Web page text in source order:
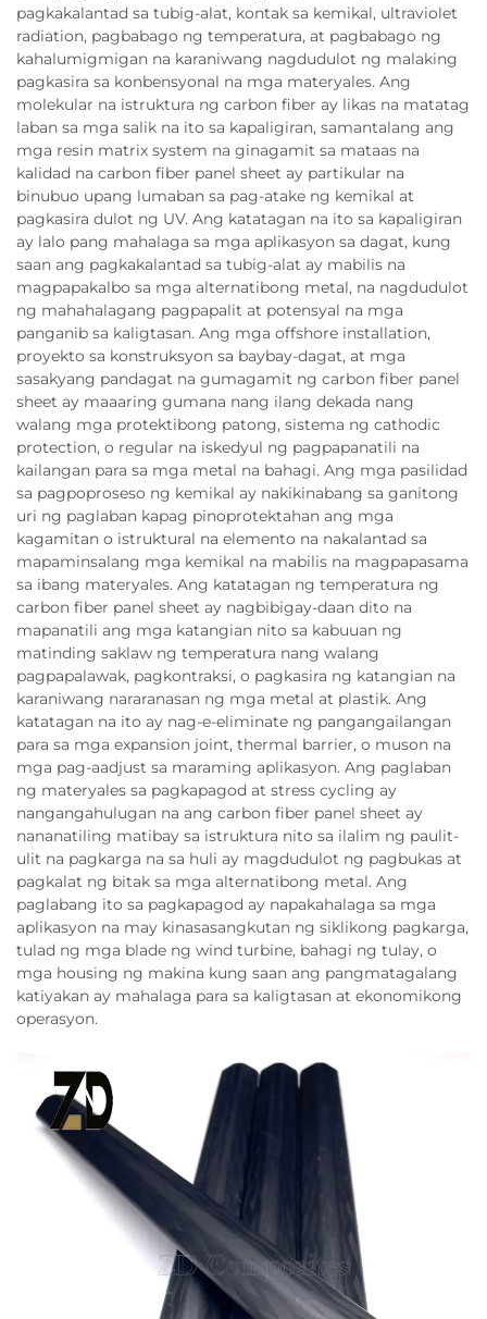
pagkakalantad sa tubig-alat, kontak sa kemikal, ultraviolet
radiation, pagbabago ng temperatura, at pagbabago ng
kahalumigmigan na karaniwang nagdudulot ng malaking
pagkasira sa konbensyonal na mga materyales. Ang
molekular na istruktura ng carbon fiber ay likas na matatag
laban sa mga salik na ito sa kapaligiran, samantalang ang
mga resin matrix system na ginagamit sa mataas na
kalidad na carbon fiber panel sheet ay partikular na
binubuo upang lumaban sa pag-atake ng kemikal at
pagkasira dulot ng UV. Ang katatagan na ito sa kapaligiran
ay lalo pang mahalaga sa mga aplikasyon sa dagat, kung
saan ang pagkakalantad sa tubig-alat ay mabilis na
magpapakalbo sa mga alternatibong metal, na nagdudulot
ng mahahalagang pagpapalit at potensyal na mga
panganib sa kaligtasan. Ang mga offshore installation,
proyekto sa konstruksyon sa baybay-dagat, at mga
sasakyang pandagat na gumagamit ng carbon fiber panel
sheet ay maaaring gumana nang ilang dekada nang
walang mga protektibong patong, sistema ng cathodic
protection, o regular na iskedyul ng pagpapanatili na
kailangan para sa mga metal na bahagi. Ang mga pasilidad
sa pagpoproseso ng kemikal ay nakikinabang sa ganitong
uri ng paglaban kapag pinoprotektahan ang mga
kagamitan o istruktural na elemento na nakalantad sa
mapaminsalang mga kemikal na mabilis na magpapasama
sa ibang materyales. Ang katatagan ng temperatura ng
carbon fiber panel sheet ay nagbibigay-daan dito na
mapanatili ang mga katangian nito sa kabuuan ng
matinding saklaw ng temperatura nang walang
pagpapalawak, pagkontraksi, o pagkasira ng katangian na
karaniwang nararanasan ng mga metal at plastik. Ang
katatagan na ito ay nag-e-eliminate ng pangangailangan
para sa mga expansion joint, thermal barrier, o muson na
mga pag-aadjust sa maraming aplikasyon. Ang paglaban
ng materyales sa pagkapagod at stress cycling ay
nangangahulugan na ang carbon fiber panel sheet ay
nananatiling matibay sa istruktura nito sa ilalim ng paulit-
ulit na pagkarga na sa huli ay magdudulot ng pagbukas at
pagkalat ng bitak sa mga alternatibong metal. Ang
paglabang ito sa pagkapagod ay napakahalaga sa mga
aplikasyon na may kinasasangkutan ng siklikong pagkarga,
tulad ng mga blade ng wind turbine, bahagi ng tulay, o
mga housing ng makina kung saan ang pangmatagalang
katiyakan ay mahalaga para sa kaligtasan at ekonomikong
operasyon.